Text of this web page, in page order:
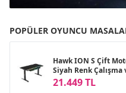
POPÜLER OYUNCU
Hawk ION S Çift
Siyah Renk Çalışma
21.449 TL